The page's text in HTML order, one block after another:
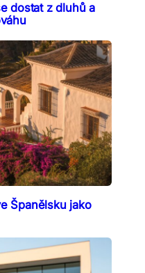
dostat z dluhů a
Španělsku jako